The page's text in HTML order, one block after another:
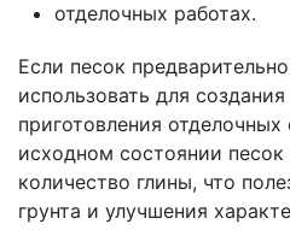
отделочных работах.
Если песок
использовать для
приготовления
исходном состоянии
количество глины, что
грунта и улучшения